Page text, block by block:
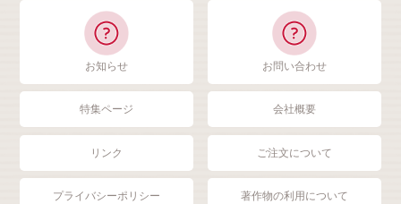
お知らせ お問い合わせ
特集ページ 会社概要
リンク ご注文について
プライバシーポリシー 著作物の利用について